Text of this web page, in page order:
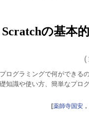
の基本
ログラミングで何ができる
知識や使い方、簡単なプロ
[薬師寺国安 ，